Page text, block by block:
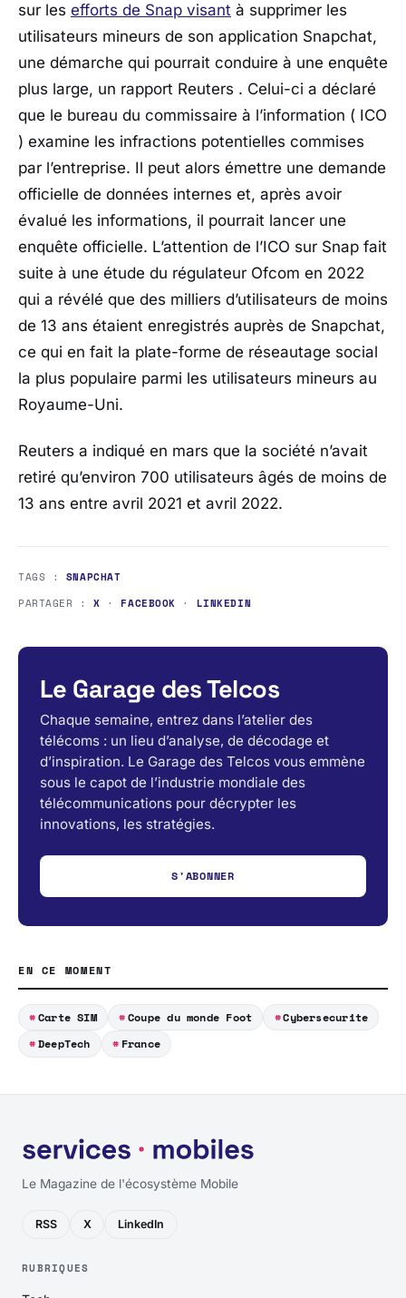
sur les efforts de Snap visant à supprimer les
utilisateurs mineurs de son application Snapchat,
une démarche qui pourrait conduire à une enquête
plus large, un rapport Reuters . Celui-ci a déclaré
que le bureau du commissaire à l’information ( ICO
) examine les infractions potentielles commises
par l’entreprise. Il peut alors émettre une demande
officielle de données internes et, après avoir
évalué les informations, il pourrait lancer une
enquête officielle. L’attention de l’ICO sur Snap fait
suite à une étude du régulateur Ofcom en 2022
qui a révélé que des milliers d’utilisateurs de moins
de 13 ans étaient enregistrés auprès de Snapchat,
ce qui en fait la plate-forme de réseautage social
la plus populaire parmi les utilisateurs mineurs au
Royaume-Uni.
Reuters a indiqué en mars que la société n’avait
retiré qu’environ 700 utilisateurs âgés de moins de
13 ans entre avril 2021 et avril 2022.
TAGS : SNAPCHAT
PARTAGER :X · FACEBOOK · LINKEDIN
Le Garage des Telcos
Chaque semaine, entrez dans l’atelier des
télécoms : un lieu d’analyse, de décodage et
d’inspiration. Le Garage des Telcos vous emmène
sous le capot de l’industrie mondiale des
télécommunications pour décrypter les
innovations, les stratégies.
S'ABONNER
EN CE MOMENT
Carte SIM Coupe du monde Foot
Cybersecurite
DeepTech
France
Le Magazine de l'écosystème Mobile
RSS X LinkedIn
RUBRIQUES